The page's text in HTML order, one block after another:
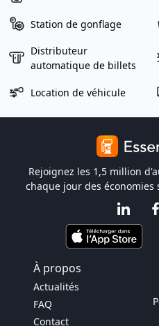
Station de gonflage
Distributeur
automatique de billets
Location de véhicule
Rejoignez les 1,5 million
chaque jour des
À propos
Actualités
FAQ
Contact